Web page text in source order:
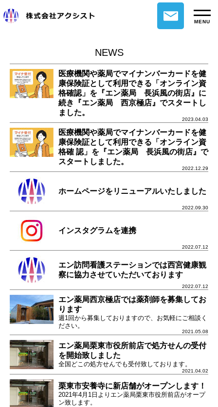
MENU
NEWS
2023.04.03
医療機関や薬局でマイナンバーカードを健
康保険証として利用できる「オンライン資
格確認」を『エン薬局 長浜風の街店』に
続き『エン薬局 西京極店』でスタートし
ました。
2022.12.29
医療機関や薬局でマイナンバーカードを健
康保険証として利用できる「オンライン資
格確 認」を『エン薬局 長浜風の街店』で
スタートしました。
2022.09.30
ホームページをリニューアルいたしました
2022.07.12
インスタグラムを連携
2022.07.12
エン訪問看護ステーションでは西宮健康観
察に協力させていただいております
2021.05.08
エン薬局西京極店では薬剤師を募集してお
ります
週1回から募集しておりますので、お気軽にご相談く
ださい。
2021.04.02
エン薬局栗東市役所前店で処方せんの受付
を開始致しました
全国どこの処方せんでも受付致しております。
栗東市安養寺に新店舗がオープンします！
2021年4月1日よりエン薬局栗東市役所前店がオープ
ン致します。